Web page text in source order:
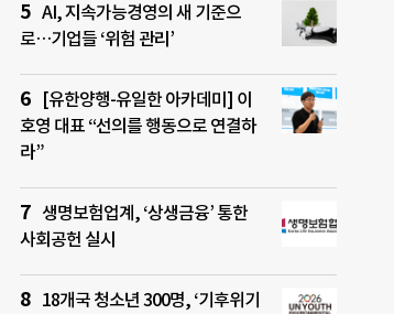
AI, 지속가능경영의 새 기준으
로…기업들 ‘위험 관리’
[유한양행-유일한 아카데미] 이
호영 대표 “선의를 행동으로 연결하
라”
생명보험업계, ‘상생금융’ 통한
사회공헌 실시
18개국 청소년 300명, ‘기후위기